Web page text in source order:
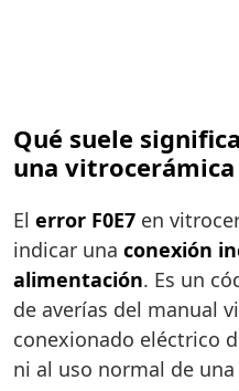
Qué suele
una
El error F0E7 en
indicar una conexión
alimentación. Es un
de averías del manual
conexionado eléctrico
ni al uso normal de